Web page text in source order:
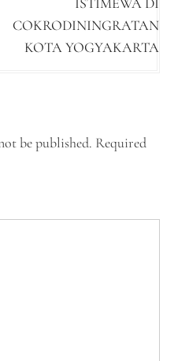
COKRODININGRATAN
KOTA YOGYAKARTA
be published. Required